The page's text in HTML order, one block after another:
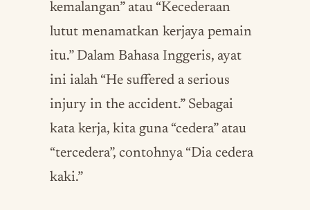
kemalangan” atau “Kecederaan
lutut menamatkan kerjaya pemain
itu.” Dalam Bahasa Inggeris, ayat
ini ialah “He suffered a serious
injury in the accident.” Sebagai
kata kerja, kita guna “cedera” atau
“tercedera”, contohnya “Dia cedera
kaki.”